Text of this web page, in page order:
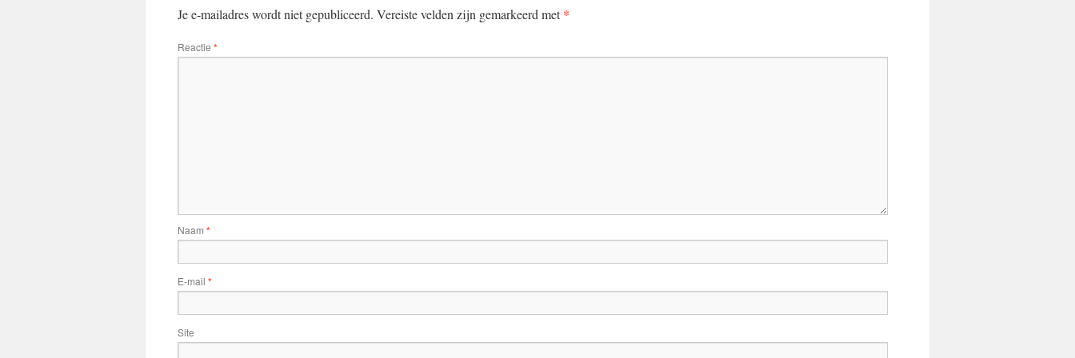
Je e-mailadres wordt niet gepubliceerd. Vereiste velden zijn gemarkeerd met*
Reactie *
Naam *
E-mail *
Site